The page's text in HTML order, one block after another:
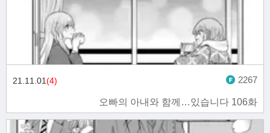
오빠의 아내와 함께…있습니다 106화
21.11.01(4) 2267